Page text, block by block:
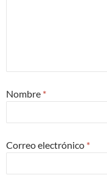
Nombre *
Correo electrónico *